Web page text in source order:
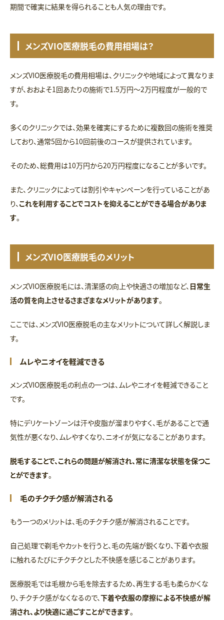
期間で確実に結果を得られることも人気の理由です。
メンズVIO医療脱毛の費用相場は？
メンズVIO医療脱毛の費用相場は、クリニックや地域によって異なりま
すが、おおよそ1回あたりの施術で1.5万円～2万円程度が一般的で
す。
多くのクリニックでは、効果を確実にするために複数回の施術を推奨
しており、通常5回から10回前後のコースが提供されています。
そのため、総費用は10万円から20万円程度になることが多いです。
また、クリニックによっては割引やキャンペーンを行っていることがあ
り、 これを利用することでコストを抑えることができる場合がありま
す。
メンズVIO医療脱毛のメリット
メンズVIO医療脱毛には、清潔感の向上や快適さの増加など、 日常生
活の質を向上させるさまざまなメリットがあります。
ここでは、メンズVIO医療脱毛の主なメリットについて詳しく解説しま
す。
ムレやニオイを軽減できる
メンズVIO医療脱毛の利点の一つは、ムレやニオイを軽減できること
です。
特にデリケートゾーンは汗や皮脂が溜まりやすく、毛があることで通
気性が悪くなり、ムレやすくなり、ニオイが気になることがあります。
脱毛することで、これらの問題が解消され、常に清潔な状態を保つこ
とができます。
毛のチクチク感が解消される
もう一つのメリットは、毛のチクチク感が解消されることです。
自己処理で剃毛やカットを行うと、毛の先端が鋭くなり、下着や衣服
に触れるたびにチクチクとした不快感を感じることがあります。
医療脱毛では毛根から毛を除去するため、再生する毛も柔らかくな
り、チクチク感がなくなるので、下着や衣服の摩擦による不快感が解
消され、より快適に過ごすことができます。